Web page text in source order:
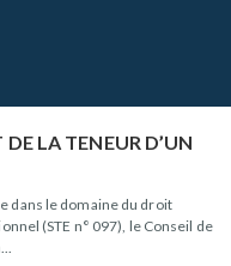
LA TENEUR D’UN
dans le domaine du droit
(STE n° 097), le Conseil de